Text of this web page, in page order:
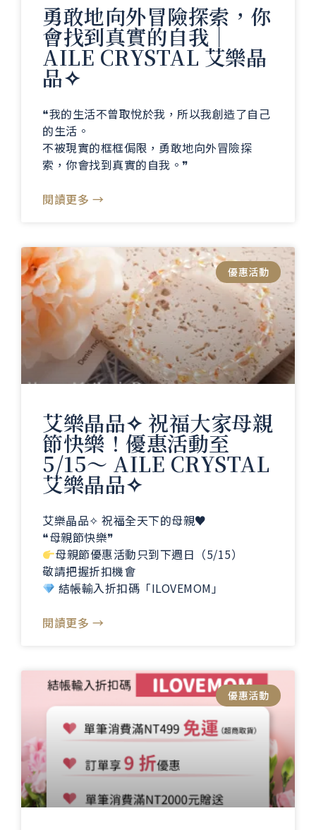
勇敢地向外冒險探索，你
會找到真實的自我｜
AILE CRYSTAL 艾樂晶
品✧
❝我的生活不曾取悅於我，所以我創造了自己
的生活。
不被現實的框框侷限，勇敢地向外冒險探
索，你會找到真實的自我。❞
閱讀更多 →
優惠活動
艾樂晶品✧ 祝福大家母親
節快樂！優惠活動至
5/15～ AILE CRYSTAL
艾樂晶品✧
艾樂晶品✧ 祝福全天下的母親♥️
❝母親節快樂❞
母親節優惠活動只到下週日（5/15）
敬請把握折扣機會
結帳輸入折扣碼「ILOVEMOM」
閱讀更多 →
優惠活動